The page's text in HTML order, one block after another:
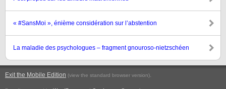
« #SansMoi », énième considération sur l’abstention
La maladie des psychologues – fragment gnouroso-nietzschéen
Exit the Mobile Edition (view the standard browser version).